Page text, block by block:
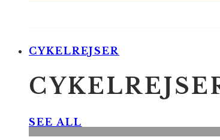
CYKELREJSER
SEE ALL